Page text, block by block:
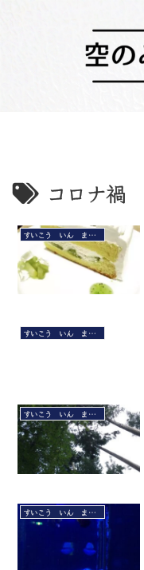
コロナ禍
すいこう いん まい まいんど
すいこう いん まい まいんど
すいこう いん まい まいんど
すいこう いん まい まいんど